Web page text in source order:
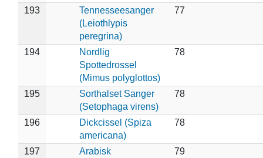
193
Tennesseesanger
(Leiothlypis
peregrina)
77
194
Nordlig
Spottedrossel
(Mimus polyglottos)
78
195
Sorthalset Sanger
(Setophaga virens)
78
196
Dickcissel (Spiza
americana)
78
197
Arabisk
79